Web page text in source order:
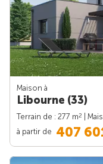
Maison à
Libourne (33)
Terrain de : 277 m2 |
à partir de 407